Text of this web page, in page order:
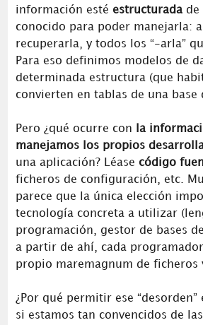
información esté estructurada de
conocido para poder manejarla:
recuperarla, y todos los “-arla”
Para eso definimos modelos de
determinada estructura (que
convierten en tablas de una base
Pero ¿qué ocurre con
la
manejamos los propios
una aplicación? Léase código
ficheros de configuración, etc.
parece que la única elección
tecnología concreta a utilizar
programación, gestor de bases
a partir de ahí, cada
propio maremagnum de ficheros
¿Por qué permitir ese
si estamos tan convencidos de